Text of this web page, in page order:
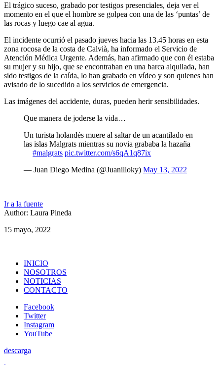
El trágico suceso, grabado por testigos presenciales, deja ver el
momento en el que el hombre se golpea con una de las ‘puntas’ de
las rocas y luego cae al agua.
El incidente ocurrió el pasado jueves hacia las 13.45 horas en esta
zona rocosa de la costa de Calvià, ha informado el Servicio de
Atención Médica Urgente. Además, han afirmado que con él estaba
su mujer y su hijo, que se encontraban en una barca alquilada, han
sido testigos de la caída, lo han grabado en vídeo y son quienes han
avisado de lo sucedido a los servicios de emergencia.
Las imágenes del accidente, duras, pueden herir sensibilidades.
Que manera de joderse la vida…
Un turista holandés muere al saltar de un acantilado en
las islas Malgrats mientras su novia grababa la hazaña
#malgrats pic.twitter.com/s6qA1q87ix
— Juan Diego Medina (@Juanilloky) May 13, 2022
Ir a la fuente
Author: Laura Pineda
15 mayo, 2022
INICIO
NOSOTROS
NOTICIAS
CONTACTO
Facebook
Twitter
Instagram
YouTube
descarga